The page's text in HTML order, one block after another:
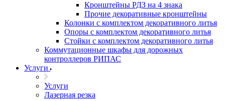
Кронштейны РДЗ на 4 знака
Прочие декоративные кронштейны
Колонки с комплектом декоративного литья
Опоры с комплектом декоративного литья
Стойки с комплектом декоративного литья
Коммутационные шкафы для дорожных
контроллеров РИПАС
Услуги
Услуги
Лазерная резка